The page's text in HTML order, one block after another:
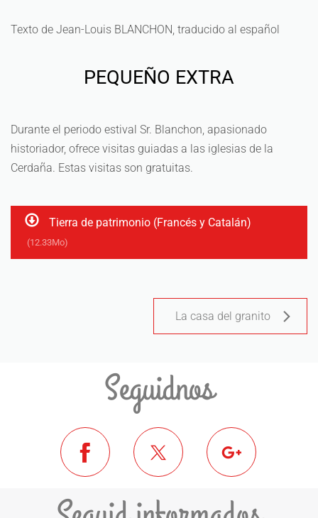
Texto de Jean-Louis BLANCHON, traducido al español
PEQUEÑO EXTRA
Durante el periodo estival Sr. Blanchon, apasionado
historiador, ofrece visitas guiadas a las iglesias de la
Cerdaña. Estas visitas son gratuitas.
Tierra de patrimonio (Francés y Catalán)
(12.33Mo)
La casa del granito
Seguidnos